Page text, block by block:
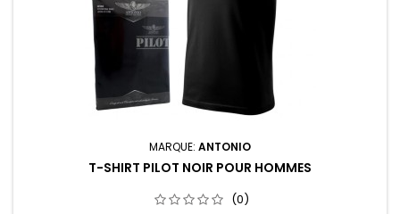
MARQUE: ANTONIO
T-SHIRT PILOT NOIR POUR HOMMES
(0)